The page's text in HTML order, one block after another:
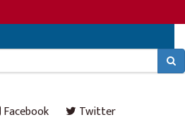
Facebook
Twitter